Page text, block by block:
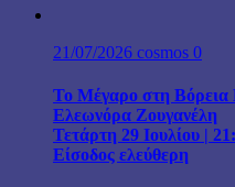
21/07/2026 cosmos 0
Το Μέγαρο στη Βόρεια
Ελεωνόρα Ζουγανέλη
Τετάρτη 29 Ιουλίου |
Είσοδος ελεύθερη